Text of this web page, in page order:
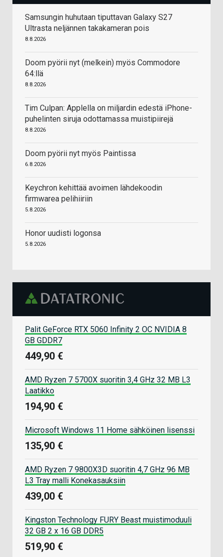
Samsungin huhutaan tiputtavan Galaxy S27
Ultrasta neljännen takakameran pois
8.8.2026
Doom pyörii nyt (melkein) myös Commodore
64:llä
8.8.2026
Tim Culpan: Applella on miljardin edestä iPhone-
puhelinten siruja odottamassa muistipiirejä
8.8.2026
Doom pyörii nyt myös Paintissa
6.8.2026
Keychron kehittää avoimen lähdekoodin
firmwarea pelihiiriin
5.8.2026
Honor uudisti logonsa
5.8.2026
Palit GeForce RTX 5060 Infinity 2 OC NVIDIA 8
GB GDDR7
449,90 €
AMD Ryzen 7 5700X suoritin 3,4 GHz 32 MB L3
Laatikko
194,90 €
Microsoft Windows 11 Home sähköinen lisenssi
135,90 €
AMD Ryzen 7 9800X3D suoritin 4,7 GHz 96 MB
L3 Tray malli Konekasauksiin
439,00 €
Kingston Technology FURY Beast muistimoduuli
32 GB 2 x 16 GB DDR5
519,90 €